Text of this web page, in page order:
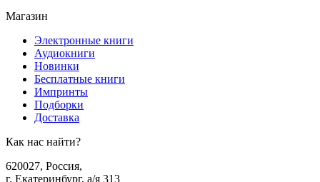
Магазин
Электронные книги
Аудиокниги
Новинки
Бесплатные книги
Импринты
Подборки
Доставка
Как нас найти?
620027, Россия,
г. Екатеринбург, а/я 313